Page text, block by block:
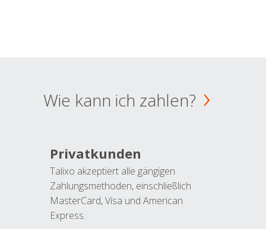
Wie kann ich zahlen?
Privatkunden
Talixo akzeptiert alle gängigen
Zahlungsmethoden, einschließlich
MasterCard, Visa und American
Express.